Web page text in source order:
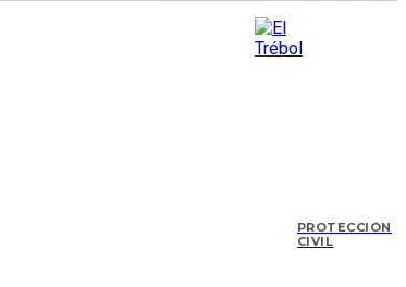
PROTECCIÓN
CIVIL